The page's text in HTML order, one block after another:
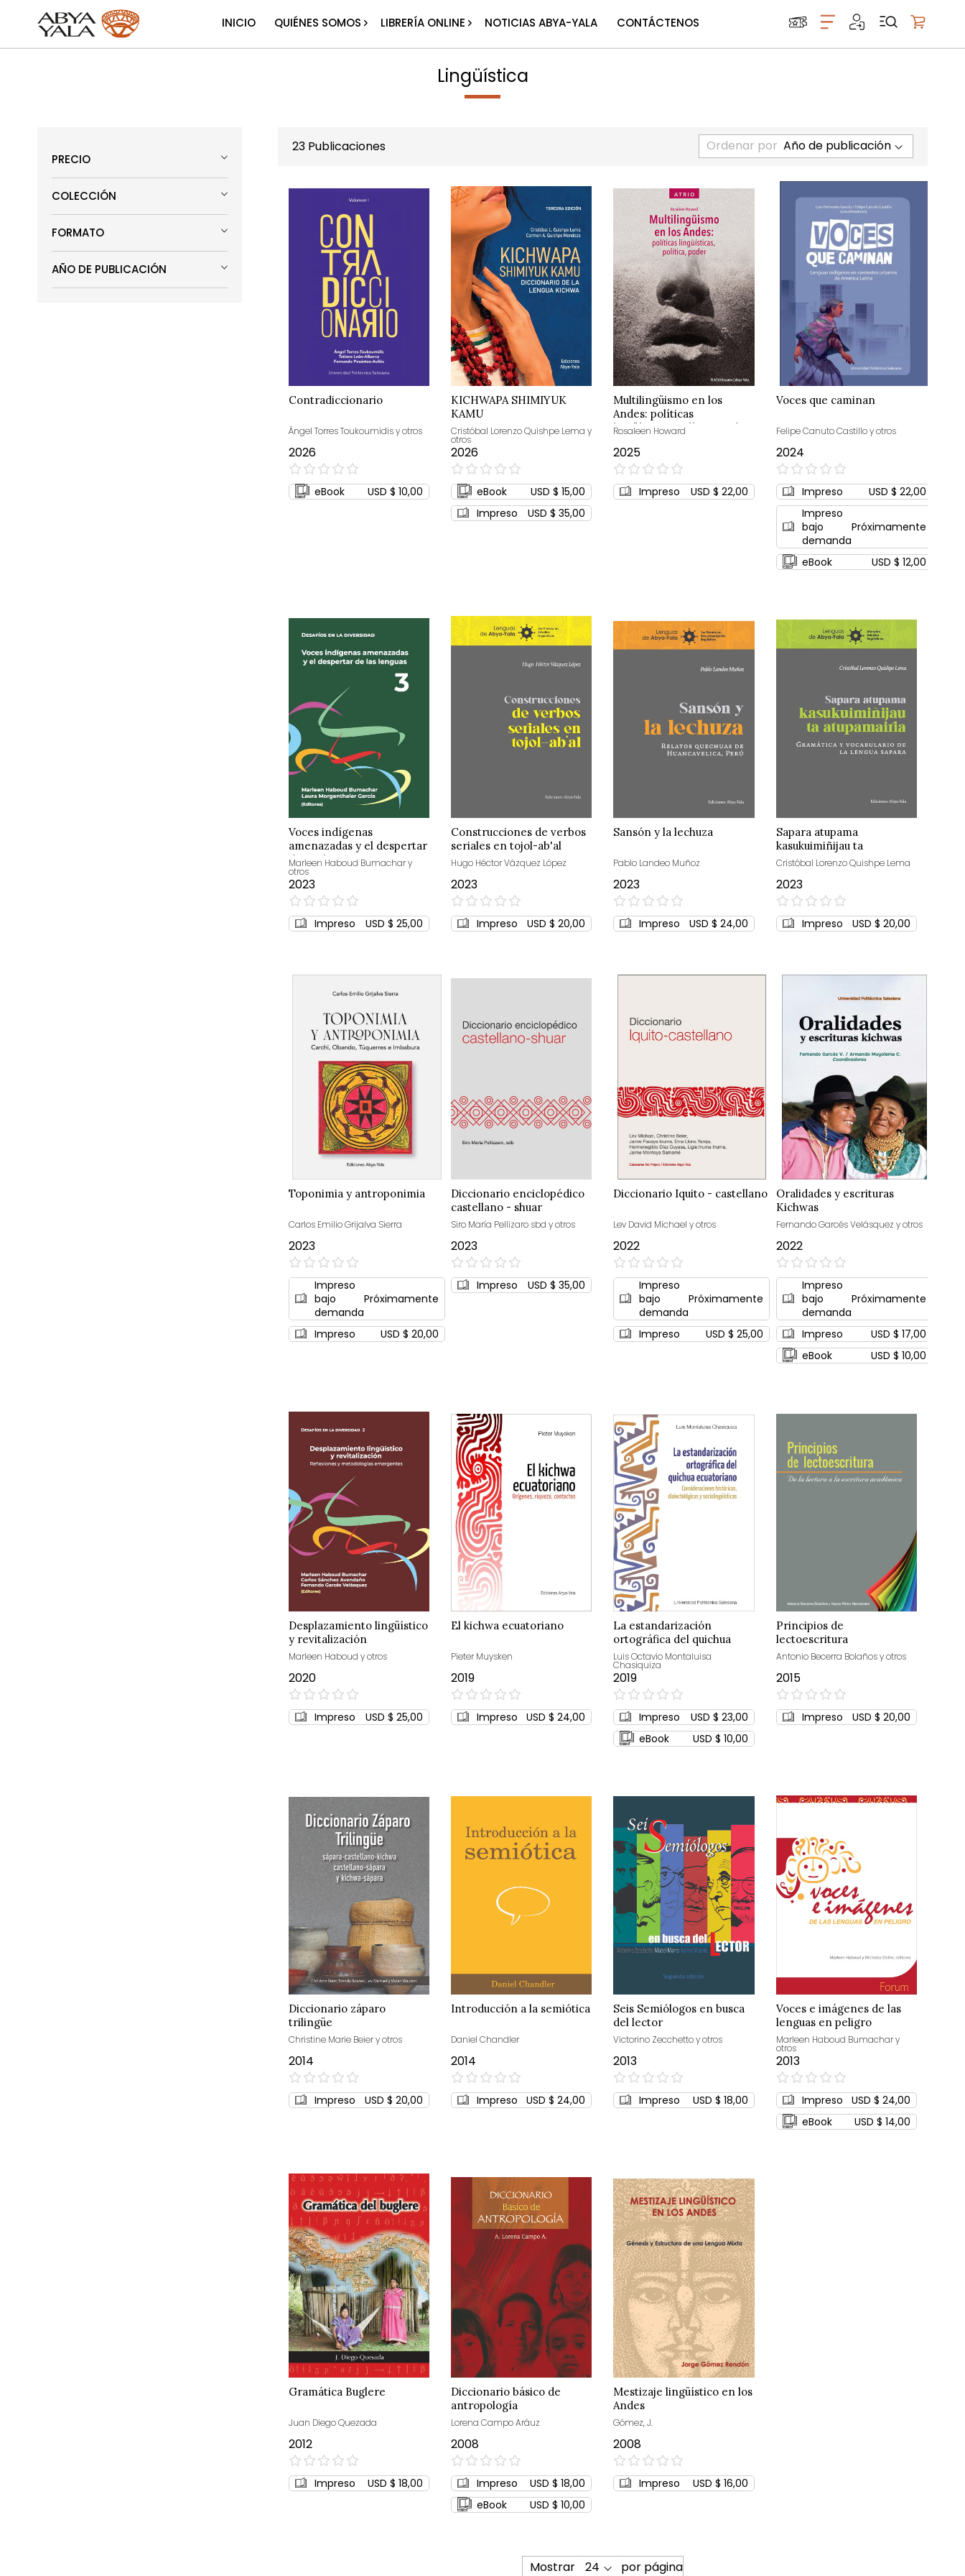
INICIO QUIÉNES SOMOS LIBRERÍA ONLINE NOTICIAS ABYA-YALA CONTÁCTENOS
Lingüística
23Publicaciones Ordenar por
Contradiccionario
Ángel Torres Toukoumidis y otros
2026
0%
eBook USD $ 10,00
KICHWAPA SHIMIYUK
KAMU
Cristóbal Lorenzo Quishpe Lema y
otros
2026
0%
eBook
USD $ 15,00
Impreso
USD $ 35,00
Multilingüismo en los
Andes: políticas
lingüísticas, política, poder
Rosaleen Howard
2025
0%
Impreso USD $ 22,00
Voces que caminan
Felipe Canuto Castillo y otros
2024
0%
Impreso
USD $ 22,00
Impreso
bajo
demanda
Próximamente
eBook USD $ 12,00
Voces indígenas
amenazadas y el despertar
de sus lenguas
Marleen Haboud Bumachar y
otros
2023
0%
Impreso USD $ 25,00
Construcciones de verbos
seriales en tojol-ab'al
Hugo Héctor Vázquez López
2023
0%
Impreso USD $ 20,00
Sansón y la lechuza
Pablo Landeo Muñoz
2023
0%
Impreso USD $ 24,00
Sapara atupama
kasukuimiñijau ta
atupamairia
Cristóbal Lorenzo Quishpe Lema
2023
0%
Impreso USD $ 20,00
Toponimia y antroponimia
Carlos Emilio Grijalva Sierra
2023
0%
Impreso
bajo
demanda
Próximamente
Impreso USD $ 20,00
Diccionario enciclopédico
castellano - shuar
Siro María Pellizaro sbd y otros
2023
0%
Impreso USD $ 35,00
Diccionario Iquito - castellano
Lev David Michael y otros
2022
0%
Impreso
bajo
demanda
Próximamente
Impreso USD $ 25,00
Oralidades y escrituras
Kichwas
Fernando Garcés Velásquez y otros
2022
0%
Impreso
bajo
demanda
Próximamente
Impreso
USD $ 17,00
eBook
USD $ 10,00
Desplazamiento lingüístico
y revitalización
Marleen Haboud y otros
2020
0%
Impreso USD $ 25,00
El kichwa ecuatoriano
Pieter Muysken
2019
0%
Impreso USD $ 24,00
La estandarización
ortográfica del quichua
ecuatoriano
Luis Octavio Montaluisa
Chasiquiza
2019
0%
Impreso
USD $ 23,00
eBook
USD $ 10,00
Principios de
lectoescritura
Antonio Becerra Bolaños y otros
2015
0%
Impreso USD $ 20,00
Diccionario záparo
trilingüe
Christine Marie Beier y otros
2014
0%
Impreso USD $ 20,00
Introducción a la semiótica
Daniel Chandler
2014
0%
Impreso USD $ 24,00
Seis Semiólogos en busca
del lector
Victorino Zecchetto y otros
2013
0%
Impreso USD $ 18,00
Voces e imágenes de las
lenguas en peligro
Marleen Haboud Bumachar y
otros
2013
0%
Impreso
USD $ 24,00
eBook
USD $ 14,00
Gramática Buglere
Juan Diego Quezada
2012
0%
Impreso USD $ 18,00
Diccionario básico de
antropología
Lorena Campo Aráuz
2008
0%
Impreso
USD $ 18,00
eBook
USD $ 10,00
Mestizaje lingüístico en los
Andes
Gómez, J.
2008
0%
Impreso USD $ 16,00
Mostrar por página
PRECIO
COLECCIÓN
FORMATO
AÑO DE PUBLICACIÓN